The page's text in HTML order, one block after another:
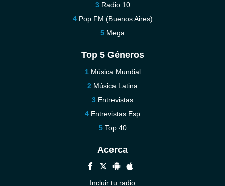
Radio 10
Pop FM (Buenos Aires)
Mega
Top 5 Géneros
Música Mundial
Música Latina
Entrevistas
Entrevistas Esp
Top 40
Acerca
Incluir tu radio